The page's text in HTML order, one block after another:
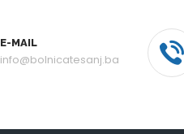
E-MAIL
info@bolnicatesanj.ba